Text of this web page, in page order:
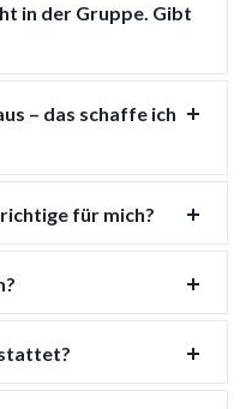
in der Gruppe. Gibt
– das schaffe ich
für mich?